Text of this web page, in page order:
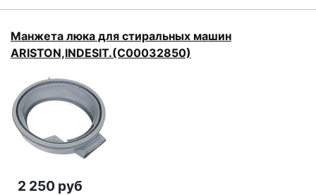
Манжета люка для стиральных машин
ARISTON,INDESIT.(C00032850)
2 250 руб